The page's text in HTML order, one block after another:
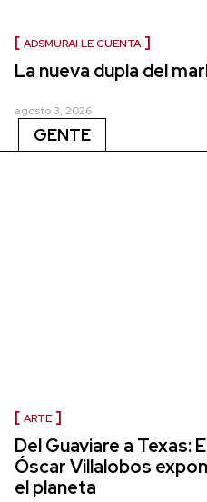
ADSMURAI LE CUENTA
La nueva dupla del
agosto 3, 2026
GENTE
ARTE
Del Guaviare a Texas:
Óscar Villalobos
el planeta